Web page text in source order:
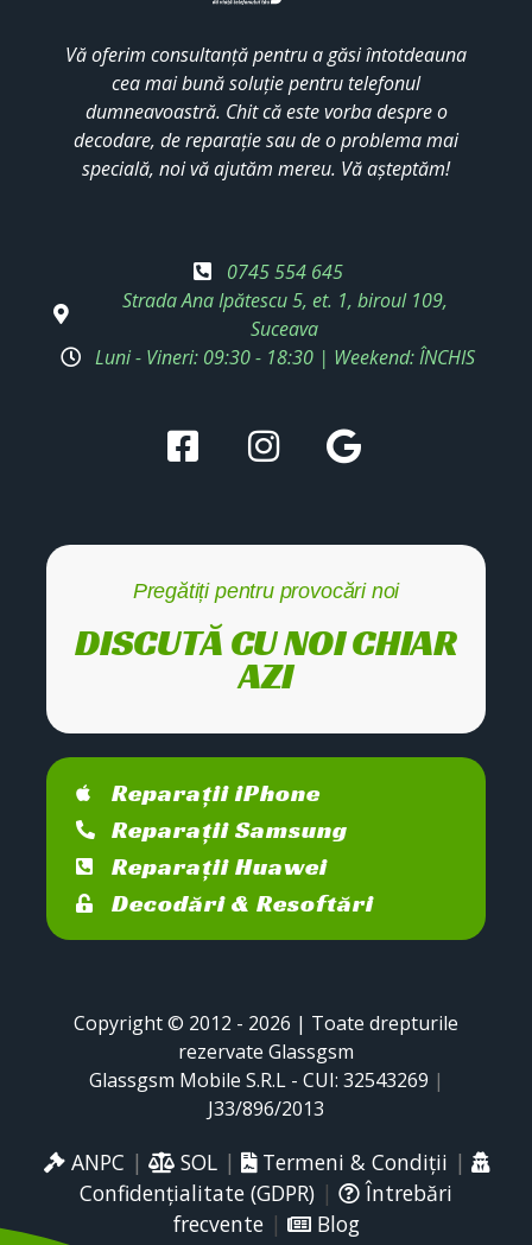
Vă oferim consultanță pentru a găsi întotdeauna
cea mai bună soluție pentru telefonul
dumneavoastră. Chit că este vorba despre o
decodare, de reparație sau de o problema mai
specială, noi vă ajutăm mereu. Vă așteptăm!
0745 554 645
Strada Ana Ipătescu 5, et. 1, biroul 109,
Suceava
Luni - Vineri: 09:30 - 18:30 | Weekend: ÎNCHIS
Pregătiți pentru provocări noi
DISCUTĂ CU NOI CHIAR
AZI
Reparații iPhone
Reparații Samsung
Reparații Huawei
Decodări & Resoftări
Copyright © 2012 - 2026 | Toate drepturile
rezervate Glassgsm
Glassgsm Mobile S.R.L - CUI: 32543269 |
J33/896/2013
ANPC | SOL| Termeni & Condiții |
Confidențialitate (GDPR) |
Întrebări
frecvente| Blog